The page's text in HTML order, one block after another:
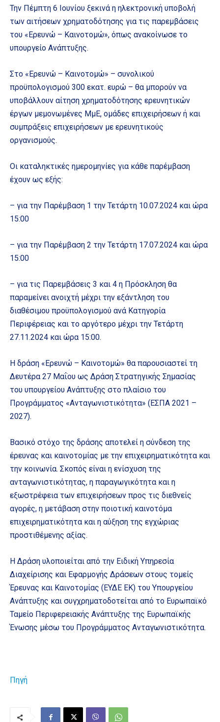
Την Πέμπτη 6 Ιουνίου ξεκινά η ηλεκτρονική υποβολή
των αιτήσεων χρηματοδότησης για τις παρεμβάσεις
του «Ερευνώ – Καινοτομώ», όπως ανακοίνωσε το
υπουργείο Ανάπτυξης.
Στο «Ερευνώ – Καινοτομώ» – συνολικού
προϋπολογισμού 300 εκατ. ευρώ – θα μπορούν να
υποβάλλουν αίτηση χρηματοδότησης ερευνητικών
έργων μεμονωμένες ΜμΕ, ομάδες επιχειρήσεων ή και
συμπράξεις επιχειρήσεων με ερευνητικούς
οργανισμούς.
Οι καταληκτικές ημερομηνίες για κάθε παρέμβαση
έχουν ως εξής:
– για την Παρέμβαση 1 την Τετάρτη 10.07.2024 και ώρα
15:00
– για την Παρέμβαση 2 την Τετάρτη 17.07.2024 και ώρα
15:00
– για τις Παρεμβάσεις 3 και 4 η Πρόσκληση θα
παραμείνει ανοιχτή μέχρι την εξάντληση του
διαθέσιμου προϋπολογισμού ανά Κατηγορία
Περιφέρειας και το αργότερο μέχρι την Τετάρτη
27.11.2024 και ώρα 15:00.
Η δράση «Ερευνώ – Καινοτομώ» θα παρουσιαστεί τη
Δευτέρα 27 Μαΐου ως Δράση Στρατηγικής Σημασίας
του υπουργείου Ανάπτυξης στο πλαίσιο του
Προγράμματος «Ανταγωνιστικότητα» (ΕΣΠΑ 2021 –
2027).
Βασικό στόχο της δράσης αποτελεί η σύνδεση της
έρευνας και καινοτομίας με την επιχειρηματικότητα και
την κοινωνία. Σκοπός είναι η ενίσχυση της
ανταγωνιστικότητας, η παραγωγικότητα και η
εξωστρέφεια των επιχειρήσεων προς τις διεθνείς
αγορές, η μετάβαση στην ποιοτική καινοτόμα
επιχειρηματικότητα και η αύξηση της εγχώριας
προστιθέμενης αξίας.
Η Δράση υλοποιείται από την Ειδική Υπηρεσία
Διαχείρισης και Εφαρμογής Δράσεων στους τομείς
Έρευνας και Καινοτομίας (ΕΥΔΕ ΕΚ) του Υπουργείου
Ανάπτυξης και συγχρηματοδοτείται από το Ευρωπαϊκό
Ταμείο Περιφερειακής Ανάπτυξης της Ευρωπαϊκής
Ένωσης μέσω του Προγράμματος Ανταγωνιστικότητα.
Πηγή